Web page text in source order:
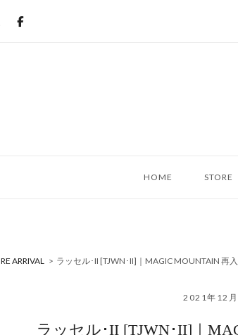
HOME STORE
RE ARRIVAL > ラッセル･II [TJWN･II]｜MAGIC MOUNTAIN 再入
2021年12月
ラッセル･II [TJWN･II]｜